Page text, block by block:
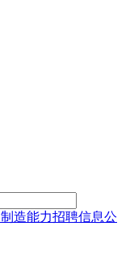
制造能力招聘信息公